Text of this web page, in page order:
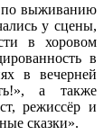
по выживанию
у сцены,
в хоровом
в
в вечерней
а также
режиссёр и
сказки».